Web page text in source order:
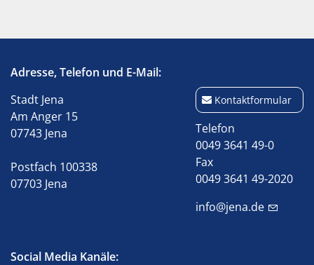
Adresse, Telefon und E-Mail:
Stadt Jena
Am Anger 15
07743 Jena
Postfach 100338
07703 Jena
Kontaktformular
Telefon
0049 3641 49-0
Fax
0049 3641 49-2020
info@jena.de
Social Media Kanäle: